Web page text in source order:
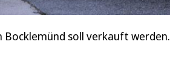
Bocklemünd soll verkauft werden.